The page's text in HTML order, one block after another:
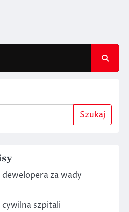
Szukaj
za wady
szpitali